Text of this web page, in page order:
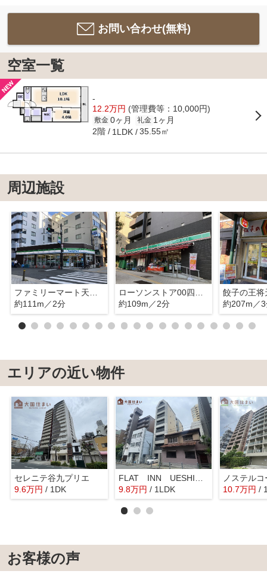
お問い合わせ(無料)
空室一覧
-
12.2万円 (管理費等：10,000円)
敷金 0ヶ月 礼金 1ヶ月
2階 1LDK 35.55㎡
周辺施設
約111m／2分
約109m／2分
餃子の王将
約207m／
エリアの近い物件
セレニテ谷九プリエ
9.6万円 / 1DK
9.8万円 / 1LDK
ノステル
10.7万円 /
お客様の声